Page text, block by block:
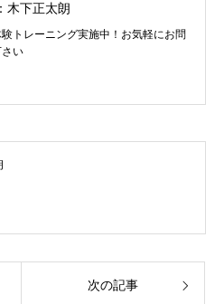
木下正太朗
トレーニング実施中！お気軽にお問
い
次の記事